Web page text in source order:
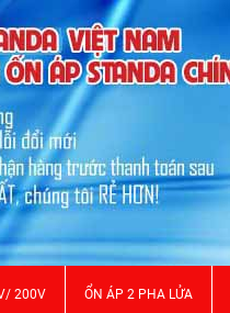
200V ỔN ÁP 2 PHA LỬA